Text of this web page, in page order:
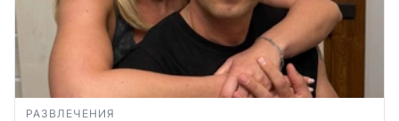
РАЗВЛЕЧЕНИЯ